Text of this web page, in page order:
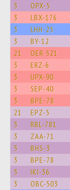
3 OPX-5
3 LBX-176
3 LHH-25
3 BY-12
21 OER-521
3 ERZ-6
3 UPX-90
3 SEP-40
3 BPE-78
21 EPZ-5
3 RBL-781
3 ZAA-71
3 BHS-3
3 BPE-78
3 IKI-36
3 OBC-503